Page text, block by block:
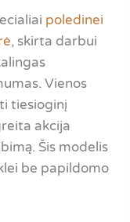
poledinei
, skirta darbui
Vienos
tiesioginį
akcija
Šis modelis
be papildomo